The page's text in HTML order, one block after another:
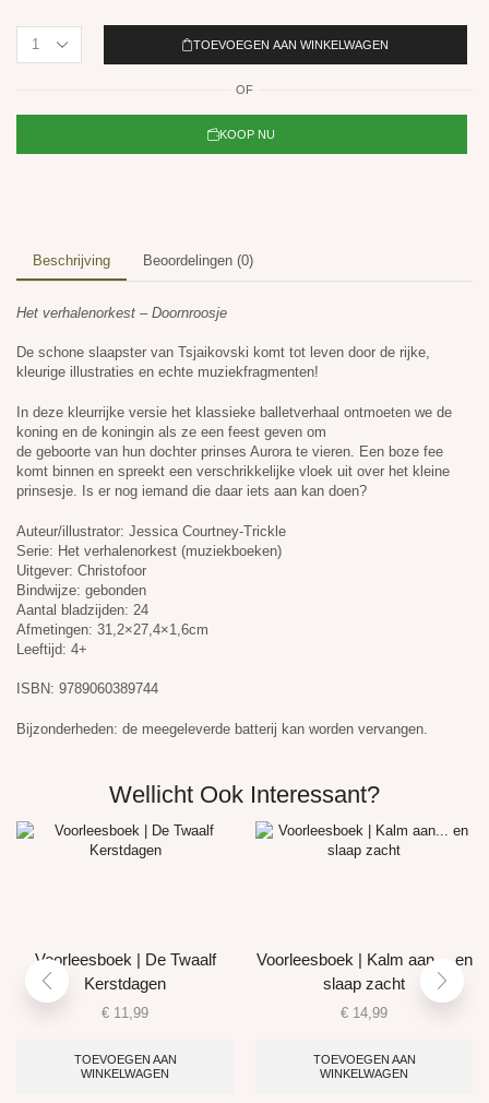
TOEVOEGEN AAN WINKELWAGEN
OF
KOOP NU
Beschrijving Beoordelingen (0)
Het verhalenorkest – Doornroosje
De schone slaapster van Tsjaikovski komt tot leven door de rijke,
kleurige illustraties en echte muziekfragmenten!
In deze kleurrijke versie het klassieke balletverhaal ontmoeten we de
koning en de koningin als ze een feest geven om
de geboorte van hun dochter prinses Aurora te vieren. Een boze fee
komt binnen en spreekt een verschrikkelijke vloek uit over het kleine
prinsesje. Is er nog iemand die daar iets aan kan doen?
Auteur/illustrator: Jessica Courtney-Trickle
Serie: Het verhalenorkest (muziekboeken)
Uitgever: Christofoor
Bindwijze: gebonden
Aantal bladzijden: 24
Afmetingen: 31,2×27,4×1,6cm
Leeftijd: 4+
ISBN: 9789060389744
Bijzonderheden: de meegeleverde batterij kan worden vervangen.
Wellicht Ook Interessant?
Voorleesboek | De Twaalf
Kerstdagen
€ 11,99
TOEVOEGEN AAN
WINKELWAGEN
Voorleesboek | Kalm aan… en
slaap zacht
€ 14,99
TOEVOEGEN AAN
WINKELWAGEN